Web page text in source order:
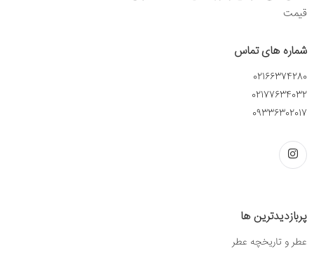
قیمت
شماره های تماس
02166374280
02177634032
09336302017
پربازدیدترین ها
عطر و تاریخچه عطر